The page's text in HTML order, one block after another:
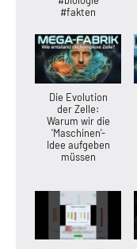
#fakten
Die Evolution
der Zelle:
Warum wir die
'Maschinen'-
Idee aufgeben
müssen